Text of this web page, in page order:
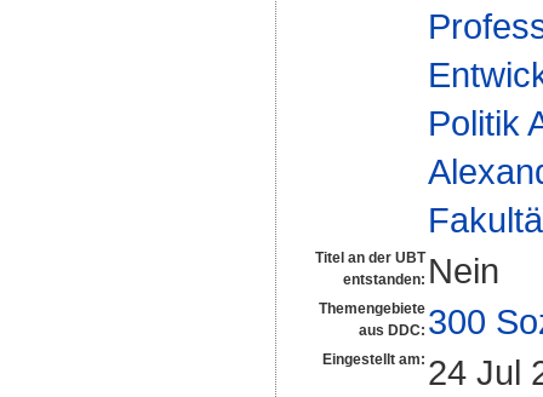
Politik
Titel an der UBT
entstanden: Nein
Themengebiete
aus DDC: 300
Eingestellt am: 24 Jul